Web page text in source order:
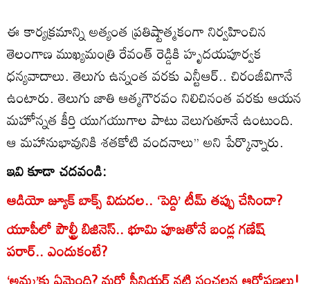
ఈ కార్యక్రమాన్ని అత్యంత ప్రతిష్టాత్మకంగా నిర్వహించిన
తెలంగాణ ముఖ్యమంత్రి రేవంత్ రెడ్డికి హృదయపూర్వక
ధన్యవాదాలు. తెలుగు ఉన్నంత వరకు ఎన్టీఆర్.. చిరంజీవిగానే
ఉంటారు. తెలుగు జాతి ఆత్మగౌరవం నిలిచినంత వరకు ఆయన
మహోన్నత కీర్తి యుగయుగాల పాటు వెలుగుతూనే ఉంటుంది.
ఆ మహానుభావునికి శతకోటి వందనాలు’’ అని పేర్కొన్నారు.
ఇవి కూడా చదవండి:
ఆడియో జ్యూక్ బాక్స్ విడుదల.. ‘పెద్ది’ టీమ్ తప్పు చేసిందా?
యూపీ‌లో పౌల్ట్రీ బిజినెస్.. భూమి పూజతోనే బండ్ల గణేష్
పరార్.. ఎందుకంటే?